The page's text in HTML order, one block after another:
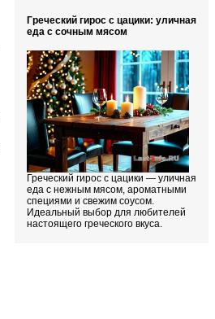
Греческий гирос с цацики: уличная
еда с сочным мясом
Греческий гирос с цацики — уличная
еда с нежным мясом, ароматными
специями и свежим соусом.
Идеальный выбор для любителей
настоящего греческого вкуса.